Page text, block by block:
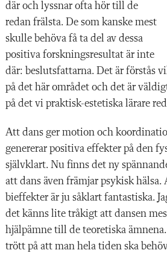
där och lyssnar ofta hör till de
redan frälsta. De som kanske mest
skulle behöva få ta del av dessa
positiva forskningsresultat är inte
där: beslutsfattarna. Det är förstås
på det här området och det är
på det vi praktisk-estetiska lärare
Att dans ger motion och
genererar positiva effekter på den
självklart. Nu finns det ny
att dans även främjar psykisk hälsa.
bieffekter är ju såklart fantastiska.
det känns lite tråkigt att dansen
hjälpämne till de teoretiska
trött på att man hela tiden ska